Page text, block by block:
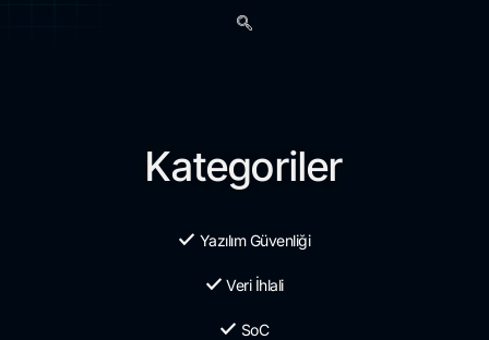
Kategoriler
Yazılım Güvenliği
Veri İhlali
SoC